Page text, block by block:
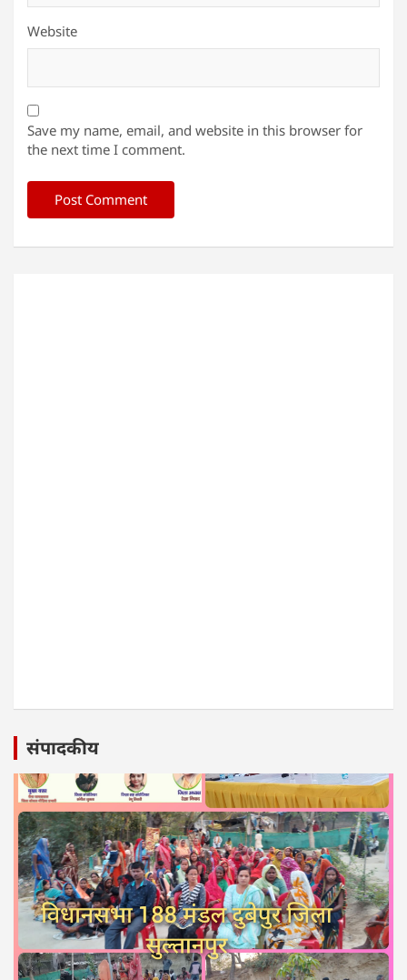
Website
Save my name, email, and website in this browser for
the next time I comment.
संपादकीय